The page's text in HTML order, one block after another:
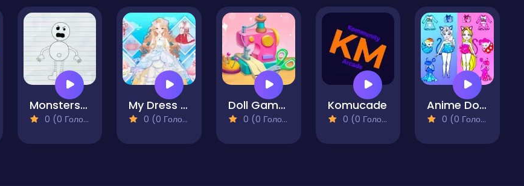
Monsters Maker
0 (0 Голосів)
My Dress Up Darling
0 (0 Голосів)
Doll Game DIY Fashion Star
0 (0 Голосів)
Komucade
0 (0 Голосів)
Anime Dolls Dress Up Games
0 (0 Голосів)